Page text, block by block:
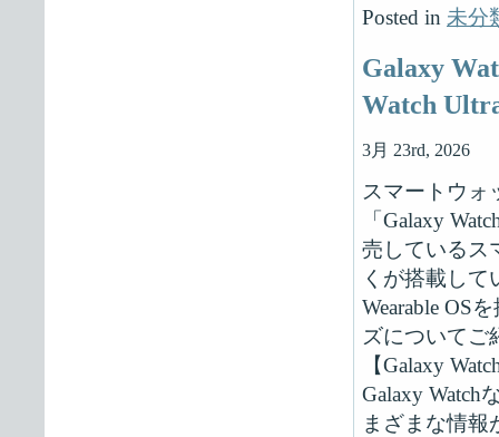
Posted in 未分
Galaxy
Watch
3月 23rd, 2026
スマートウォ
「Galaxy
売しているス
くが搭載して
Wearable OS
ズについてご
【Galaxy
Galaxy Watch
まざまな情報